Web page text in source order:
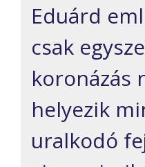
Eduárd
csak
koronázás
helyezik
uralkodó